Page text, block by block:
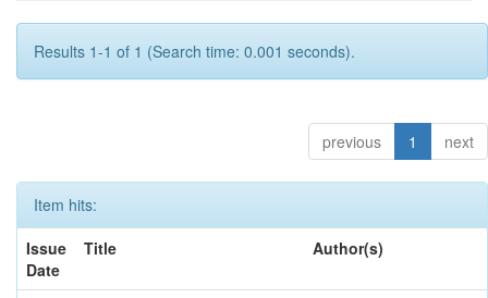
Results 1-1 of 1 (Search time: 0.001 seconds).
previous 1 next
Item hits:
Issue
Date
Title Author(s)